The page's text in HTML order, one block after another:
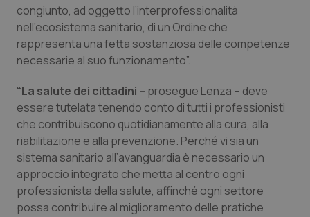
Psoriasi & pelle
Quotidiano Cardiologia
Quotidiano Chirurgia
Quotidiano Oncologia
Quotidiano Pediatria
Rene & patologie urogenitali
congiunto, ad oggetto l’interprofessionalità
nell’ecosistema sanitario, di un Ordine che
rappresenta una fetta sostanziosa delle competenze
necessarie al suo funzionamento”.
“La salute dei cittadini – prosegue Lenza – deve
essere tutelata tenendo conto di tutti i professionisti
che contribuiscono quotidianamente alla cura, alla
riabilitazione e alla prevenzione. Perché vi sia un
sistema sanitario all’avanguardia è necessario un
approccio integrato che metta al centro ogni
professionista della salute, affinché ogni settore
possa contribuire al miglioramento delle pratiche